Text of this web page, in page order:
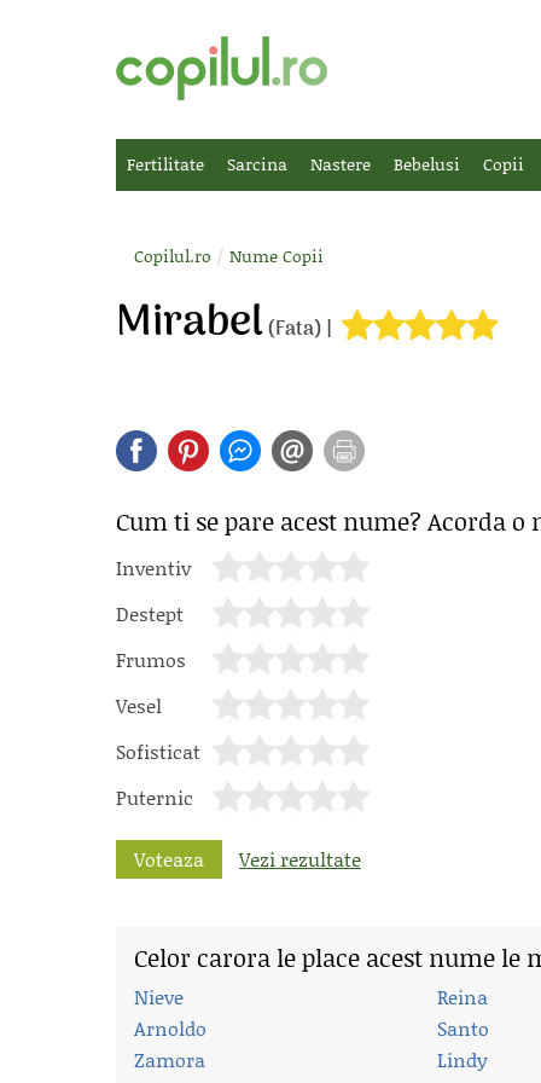
Fertilitate Sarcina Nastere Bebelusi Copii
Copilul.ro / Nume Copii
Mirabel(Fata) |
Cum ti se pare acest nume? Acorda o
Inventiv
Destept
Frumos
Vesel
Sofisticat
Puternic
Voteaza Vezi rezultate
Celor carora le place acest nume le
Nieve Reina
Arnoldo
Santo
Zamora
Lindy